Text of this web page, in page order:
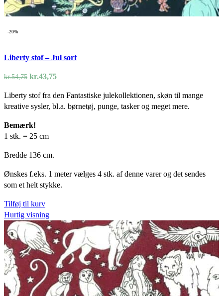
-20%
Liberty stof – Jul sort
kr.54,75 Den
pris
var:
kr.43,75Den
pris
er:
Liberty stof fra den Fantastiske julekollektionen, skøn til mange
kreative sysler, bl.a. børnetøj, punge, tasker og meget mere.
Bemærk!
1 stk. = 25 cm
Bredde 136 cm.
Ønskes f.eks. 1 meter vælges 4 stk. af denne varer og det sendes
som et helt stykke.
Tilføj til kurv
Hurtig visning